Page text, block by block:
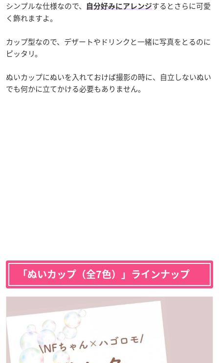
シンプルな仕様なので、 自分好みにアレンジするとさらに可愛
く飾れますよ。
カップ型なので、デザートやドリンクと一緒に写真をとるのに
ピッタリ。
ぬいカップにぬいを入れておけば撮影の時に、自立しないぬい
でも何かに立てかける必要もありません。
「 ぬいカップ（全7色） 」ラインナップ